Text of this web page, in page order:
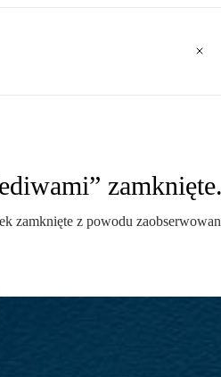
zamknięte z powodu